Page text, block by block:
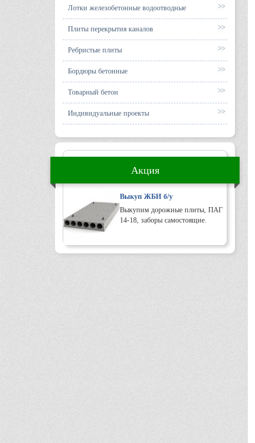
Лотки железобетонные водоотводные
Плиты перекрытия каналов
Ребристые плиты
Бордюры бетонные
Товарный бетон
Индивидуальные проекты
Акция
Выкуп ЖБИ б/у
Выкупим дорожные плиты, ПАГ
14-18, заборы самостоящие.